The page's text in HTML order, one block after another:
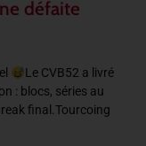
défaite
Le CVB52 a livré
: blocs, séries au
final.Tourcoing